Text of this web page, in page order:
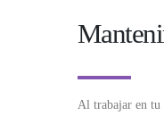
Al trabajar en tu